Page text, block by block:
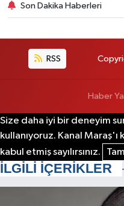
Son Dakika Haberleri
RSS
Haber
Size daha iyi bir deneyim
kullanıyoruz. Kanal
kabul etmiş sayılırsınız.